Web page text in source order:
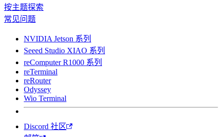
按主题探索
常见问题
NVIDIA Jetson 系列
Seeed Studio XIAO 系列
reComputer R1000 系列
reTerminal
reRouter
Odyssey
Wio Terminal
Discord 社区